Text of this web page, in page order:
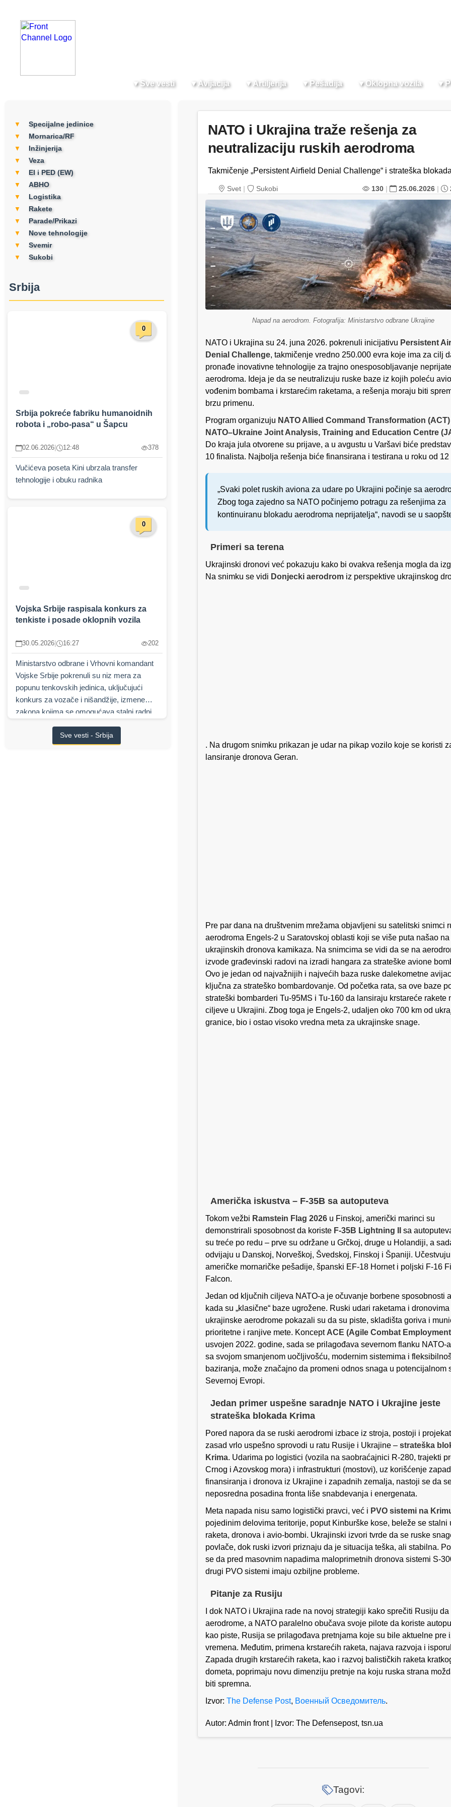
▼Sve vesti ▼ Avijacija ▼ Artiljerija ▼ Pešadija ▼Oklopna vozila ▼
▼ Specijalne jedinice
▼ Mornarica/RF
▼ Inžinjerija
▼ Veza
▼ EI i PED (EW)
▼ ABHO
▼ Logistika
▼ Rakete
▼ Parade/Prikazi
▼ Nove tehnologije
▼ Svemir
▼ Sukobi
Srbija
0
Srbija pokreće fabriku humanoidnih
robota i „robo-pasa“ u Šapcu
02.06.2026 12:48 378
Vučićeva poseta Kini ubrzala transfer
tehnologije i obuku radnika
0
Vojska Srbije raspisala konkurs za
tenkiste i posade oklopnih vozila
30.05.2026 16:27 202
Ministarstvo odbrane i Vrhovni komandant
Vojske Srbije pokrenuli su niz mera za
popunu tenkovskih jedinica, uključujući
konkurs za vozače i nišandžije, izmene
zakona kojima se omogućava stalni radni
kao i višemilijardu saradnju sa izraelskim
Elbit Systemsna modernizaciji oklopnih
Sve vesti - Srbija
NATO i Ukrajina traže rešenja za
neutralizaciju ruskih aerodroma
Takmičenje „Persistent Airfield Denial Challenge“ i strateška
Svet | Sukobi 130 | 25.06.2026 |
Napad na aerodrom. Fotografija: Ministarstvo odbrane Ukrajine
NATO i Ukrajina su 24. juna 2026. pokrenuli inicijativu Persistent
Denial Challenge, takmičenje vredno 250.000 evra koje ima za cilj
pronađe inovativne tehnologije za trajno onesposobljavanje
aerodroma. Ideja je da se neutralizuju ruske baze iz kojih poleću
vođenim bombama i krstarećim raketama, a rešenja moraju biti
brzu primenu.
Program organizuju NATO Allied Command Transformation (ACT)
NATO–Ukraine Joint Analysis, Training and Education Centre
Do kraja jula otvorene su prijave, a u avgustu u Varšavi biće
10 finalista. Najbolja rešenja biće finansirana i testirana u roku od 12
„Svaki polet ruskih aviona za udare po Ukrajini počinje sa
Zbog toga zajedno sa NATO počinjemo potragu za rešenjima za
kontinuiranu blokadu aerodroma neprijatelja“, navodi se u
Primeri sa terena
Ukrajinski dronovi već pokazuju kako bi ovakva rešenja mogla da
Na snimku se vidi Donjecki aerodrom iz perspektive ukrajinskog
. Na drugom snimku prikazan je udar na pikap vozilo koje se koristi
lansiranje dronova Geran.
Pre par dana na društvenim mrežama objavljeni su satelitski snimci
aerodroma Engels-2 u Saratovskoj oblasti koji se više puta našao
ukrajinskih dronova kamikaza. Na snimcima se vidi da se na
izvode građevinski radovi na izradi hangara za strateške avione
Ovo je jedan od najvažnijih i najvećih baza ruske dalekometne
ključna za strateško bombardovanje. Od početka rata, sa ove baze
strateški bombarderi Tu-95MS i Tu-160 da lansiraju krstareće rakete
ciljeve u Ukrajini. Zbog toga je Engels-2, udaljen oko 700 km od
granice, bio i ostao visoko vredna meta za ukrajinske snage.
Američka iskustva – F-35B sa autoputeva
Tokom vežbi Ramstein Flag 2026 u Finskoj, američki marinci su
demonstrirali sposobnost da koriste F-35B Lightning II
sa
su treće po redu – prve su održane u Grčkoj, druge u Holandiji, a
odvijaju u Danskoj, Norveškoj, Švedskoj, Finskoj i Španiji.
američke mornaričke pešadije, španski EF-18 Hornet i poljski F-16
Falcon.
Jedan od ključnih ciljeva NATO-a je očuvanje borbene sposobnosti
kada su „klasične“ baze ugrožene. Ruski udari raketama i
ukrajinske aerodrome pokazali su da su piste, skladišta goriva i
prioritetne i ranjive mete. Koncept ACE (Agile Combat
usvojen 2022. godine, sada se prilagođava severnom flanku NATO-
sa svojom smanjenom uočljivošću, modernim sistemima i
baziranja, može značajno da promeni odnos snaga u potencijalnom
Severnoj Evropi.
Jedan primer uspešne saradnje NATO i Ukrajine jeste
strateška blokada Krima
Pored napora da se ruski aerodromi izbace iz stroja, postoji i
zasad vrlo uspešno sprovodi u ratu Rusije i Ukrajine – strateška
Krima. Udarima po logistici (vozila na saobraćajnici R-280, trajekti
Crnog i Azovskog mora) i infrastrukturi (mostovi), uz korišćenje
finansiranja i dronova iz Ukrajine i zapadnih zemalja, nastoji se da
neposredna posadina fronta liše snabdevanja i energenata.
Meta napada nisu samo logistički pravci, već i PVO sistemi na
pojedinim delovima teritorije, poput Kinburške kose, beleže se stalni
raketa, dronova i avio-bombi. Ukrajinski izvori tvrde da se ruske
povlače, dok ruski izvori priznaju da je situacija teška, ali stabilna.
se da pred masovnim napadima maloprimetnih dronova sistemi S-
drugi PVO sistemi imaju ozbiljne probleme.
Pitanje za Rusiju
I dok NATO i Ukrajina rade na novoj strategiji kako sprečiti Rusiju
aerodrome, a NATO paralelno obučava svoje pilote da koriste
kao piste, Rusija se prilagođava pretnjama koje su bile aktuelne pre
vremena. Međutim, primena krstarećih raketa, najava razvoja i
Zapada drugih krstarećih raketa, kao i razvoj balističkih raketa
dometa, poprimaju novu dimenziju pretnje na koju ruska strana
biti spremna.
Izvor: The Defense Post, Военный Осведомитель.
Autor: Admin front | Izvor: The Defensepost, tsn.ua
Tagovi: